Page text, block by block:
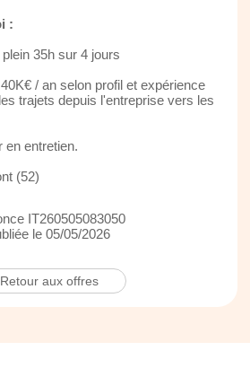
:
35h sur 4 jours
/ an selon profil et expérience
trajets depuis l'entreprise vers les
en entretien.
(52)
IT260505083050
le 05/05/2026
Retour aux offres